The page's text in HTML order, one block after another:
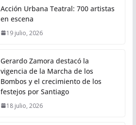
Acción Urbana Teatral: 700 artistas
en escena
19 julio, 2026
Gerardo Zamora destacó la
vigencia de la Marcha de los
Bombos y el crecimiento de los
festejos por Santiago
18 julio, 2026